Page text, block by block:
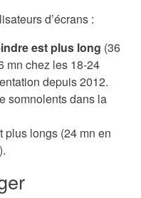
d’écrans :
est plus long (36
mn chez les 18-24
depuis 2012.
somnolents dans la
plus longs (24 mn en